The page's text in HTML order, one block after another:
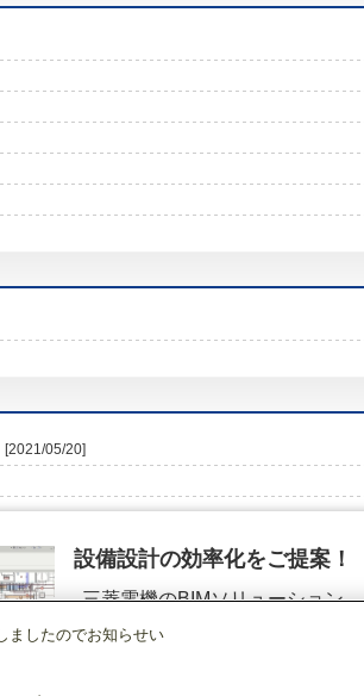
[2021/05/20]
アコン(Mr.SLIM) [本体]スリムER
設備設計の効率化をご提案！
三菱電機のBIMソリューション
（空調.換気.照明）
ましたのでお知らせい